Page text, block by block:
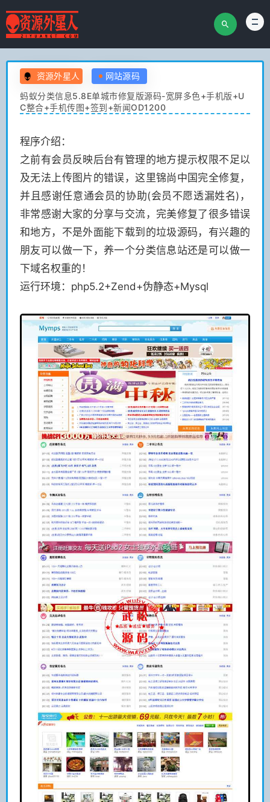
资源外星人
网站源码
蚂蚁分类信息5.8E单城市修复版源码-宽屏多色+手机版+U
C整合+手机传图+签到+新闻OD1200
程序介绍：
之前有会员反映后台有管理的地方提示权限不足以
及无法上传图片的错误，这里锦尚中国完全修复，
并且感谢任意通会员的协助(会员不愿透漏姓名)，
非常感谢大家的分享与交流，完美修复了很多错误
和地方，不是外面能下载到的垃圾源码，有兴趣的
朋友可以做一下，养一个分类信息站还是可以做一
下域名权重的！
运行环境：php5.2+Zend+伪静态+Mysql